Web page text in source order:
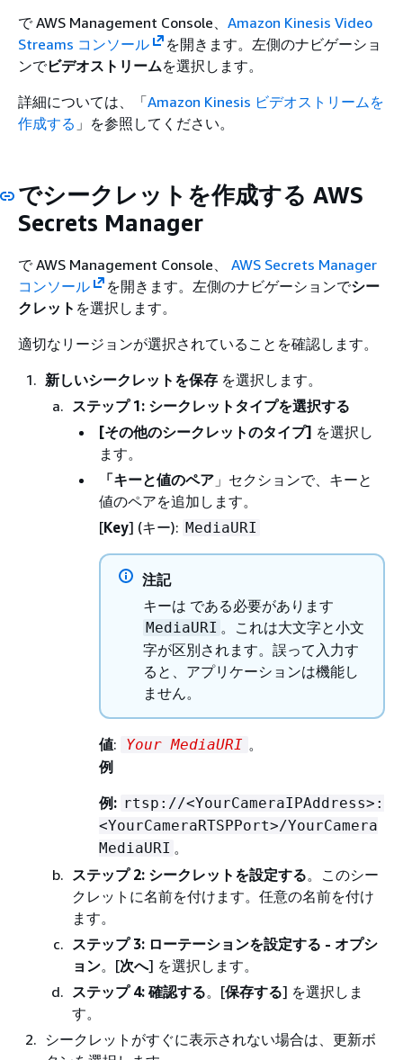
で AWS Management Console、 Amazon Kinesis Video
Streams コンソール
を開きます。左側のナビゲーショ
ンでビデオストリームを選択します。
詳細については、「Amazon Kinesis ビデオストリームを
作成する 」を参照してください。
でシークレットを作成する AWS
Secrets Manager
で AWS Management Console、 AWS Secrets Manager
コンソール
を開きます。左側のナビゲーションでシー
クレット を選択します。
適切なリージョンが選択されていることを確認します。
新しいシークレットを保存 を選択します。
ステップ 1: シークレットタイプを選択する
[その他のシークレットのタイプ] を選択し
ます。
「キーと値のペア 」セクションで、キーと
値のペアを追加します。
[Key] (キー): MediaURI
注記
キーは である必要があります
MediaURI 。これは大文字と小文
字が区別されます。誤って入力す
ると、アプリケーションは機能し
ません。
値: Your MediaURI 。
例
例: rtsp://<YourCameraIPAddress>:
<YourCameraRTSPPort>/YourCamera
MediaURI 。
ステップ 2: シークレットを設定する。このシー
クレットに名前を付けます。任意の名前を付け
ます。
ステップ 3: ローテーションを設定する - オプシ
ョン。[次へ] を選択します。
ステップ 4: 確認する。[保存する] を選択しま
す。
シークレットがすぐに表示されない場合は、更新ボ